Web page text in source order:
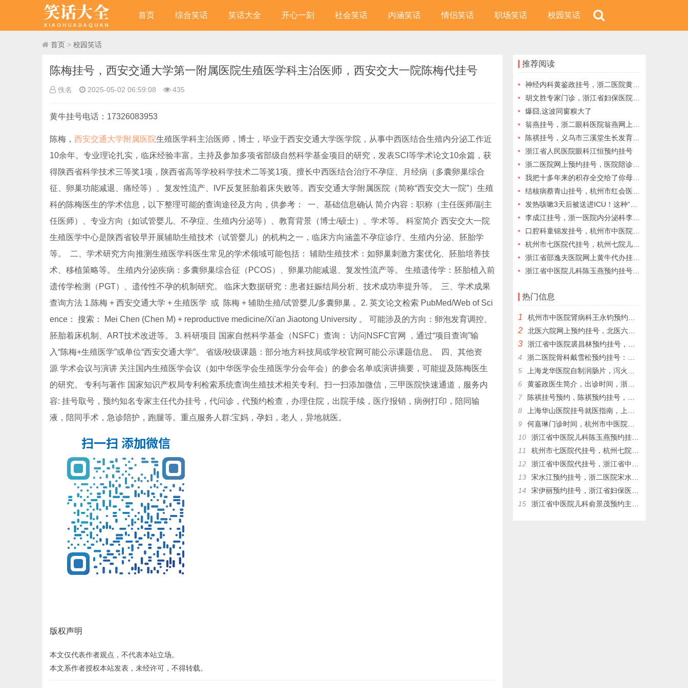
首页 综合笑话 笑话大全 开心一刻 社会笑话 内涵笑话 情侣笑话 职场笑话 校园笑话
首页 > 校园笑话
陈梅挂号，西安交通大学第一附属医院生殖医学科主治医师，西安交大一院陈梅代挂号
佚名 2025-05-02 06:59:08 435
黄牛挂号电话：17326083953
陈梅， 西安交通大学附属医院生殖医学科主治医师，博士，毕业于西安交通大学医学院，从事中西医结合生殖内分泌工作近
10余年。专业理论扎实，临床经验丰富。主持及参加多项省部级自然科学基金项目的研究，发表SCI等学术论文10余篇，获
得陕西省科学技术三等奖1项，陕西省高等学校科学技术二等奖1项。擅长中西医结合治疗不孕症、月经病（多囊卵巢综合
征、卵巢功能减退、痛经等）、复发性流产、IVF反复胚胎着床失败等。西安交通大学附属医院（简称“西安交大一院”）生殖
科的陈梅医生的学术信息，以下整理可能的查询途径及方向，供参考： 一、基础信息确认 简介内容：职称（主任医师/副主
任医师）、专业方向（如试管婴儿、不孕症、生殖内分泌等）、教育背景（博士/硕士）、学术等。 科室简介 西安交大一院
生殖医学中心是陕西省较早开展辅助生殖技术（试管婴儿）的机构之一，临床方向涵盖不孕症诊疗、生殖内分泌、胚胎学
等。 二、学术研究方向推测生殖医学科医生常见的学术领域可能包括： 辅助生殖技术：如卵巢刺激方案优化、胚胎培养技
术、移植策略等。 生殖内分泌疾病：多囊卵巢综合征（PCOS）、卵巢功能减退、复发性流产等。 生殖遗传学：胚胎植入前
遗传学检测（PGT）、遗传性不孕的机制研究。 临床大数据研究：患者妊娠结局分析、技术成功率提升等。 三、学术成果
查询方法 1.陈梅 + 西安交通大学 + 生殖医学 或 陈梅 + 辅助生殖/试管婴儿/多囊卵巢 。2. 英文论文检索 PubMed/Web of Sci
ence： 搜索： Mei Chen (Chen M) + reproductive medicine/Xi'an Jiaotong University 。 可能涉及的方向：卵泡发育调控、
胚胎着床机制、ART技术改进等。 3. 科研项目 国家自然科学基金（NSFC）查询： 访问NSFC官网 ，通过“项目查询”输
入“陈梅+生殖医学”或单位“西安交通大学”。 省级/校级课题：部分地方科技局或学校官网可能公示课题信息。 四、其他资
源 学术会议与演讲 关注国内生殖医学会议（如中华医学会生殖医学分会年会）的参会名单或演讲摘要，可能提及陈梅医生
的研究。 专利与著作 国家知识产权局专利检索系统查询生殖技术相关专利。扫一扫添加微信，三甲医院快速通道，服务内
容: 挂号取号，预约知名专家主任代办挂号，代问诊，代预约检查，办理住院，出院手续，医疗报销，病例打印，陪同输
液，陪同手术，急诊陪护，跑腿等。重点服务人群:宝妈，孕妇，老人，异地就医。
版权声明
本文仅代表作者观点，不代表本站立场。
本文系作者授权本站发表，未经许可，不得转载。
推荐阅读
神经内科黄鉴政挂号，浙二医院黄鉴政网上预约挂号，选择黄鉴政医生，选择一个健康无忧的未来
胡文胜专家门诊，浙江省妇保医院胡文胜预约挂号，浙江省妇保医院胡文胜，浙江省妇保医院代挂号
爆囧,这波同窗糗大了
翁燕挂号，浙二眼科医院翁燕网上预约挂号，为您提供的专业眼科服务吧！
陈祺挂号，义乌市三溪堂生长发育专家——陈祺医生预约挂号，周六门诊
浙江省人民医院眼科江恒预约挂号
浙二医院网上预约挂号，医院陪诊，浙二医院代挂号
我把十多年来的积存全交给了你母亲，才使你失掉了自在
结核病蔡青山挂号，杭州市红会医院蔡青山网上挂号，向结核病说不，守护您和家人的健康
发热咳嗽3天后被送进ICU！这种“毒王”起病急、传染快、没有特效药，健康从自身做起
李成江挂号，浙一医院内分泌科李成江网上预约挂号，来自医生的关怀和专业的治疗
口腔科童锦发挂号，杭州市中医院童锦发网上预约挂号，童锦发擅长根尖周病的诊治
杭州市七医院代挂号，杭州七院儿童心理科周国岭网上预约挂号，周国岭门诊时间
浙江省邵逸夫医院网上黄牛代办挂号协助跑腿
浙江省中医院儿科陈玉燕预约挂号，陈玉燕擅长儿童自闭症
热门信息
1 杭州市中医院肾病科王永钧预约挂号，王永钧为为更多的患者带来健康和希望。
2 北医六院网上预约挂号，北医六院代挂号，北医六院跑腿代挂号
3
浙江省中医院裘昌林预约挂号，裘昌林挂号预约，裘昌林专家门诊挂号，解决就医难顾虑
4
浙二医院骨科戴雪松预约挂号：戴雪松关节镜技术的领航者，戴雪松；擅长疾病: 骨关节病和运动损伤
5
上海龙华医院自制润肠片，泻火通便，用于湿热內盛，便秘腹胀，习惯性便秘
6
黄鉴政医生简介，出诊时间，浙二医院代挂号，浙二医院黄鉴政预约挂号
7
陈祺挂号预约，陈祺预约挂号，杭州生长发育陈祺代挂号​，杭州生长发育陈祺帮人挂号
8
上海华山医院挂号就医指南，上海各大医院网上预约挂号代配药
9
何嘉琳门诊时间，杭州市中医院妇科何嘉琳网上预约挂号，杭州市中医院代挂号
10
浙江省中医院儿科陈玉燕预约挂号，陈玉燕擅长儿童自闭症
11
杭州市七医院代挂号，杭州七院儿童心理科周国岭网上预约挂号，周国岭门诊时间
12
浙江省中医院代挂号，浙江省中医院儿科俞景茂网上预约挂号，俞景茂门诊时间
13
宋水江预约挂号，浙二医院宋水江预约挂号，浙二医院代挂号
14
宋伊丽预约挂号，浙江省妇保医院宋伊丽网上挂号，浙江省妇保医院宋伊丽，浙江省妇保医院代挂号
15
浙江省中医院儿科俞景茂预约主任挂号热线17326083953